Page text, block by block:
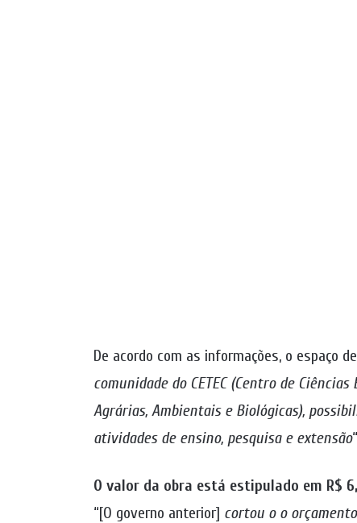
De acordo com as informações, o espaço
comunidade do CETEC (Centro de
Agrárias, Ambientais e Biológicas),
atividades de ensino, pesquisa e extensão
O valor da obra está estipulado em R$
“[O governo anterior] cortou o o